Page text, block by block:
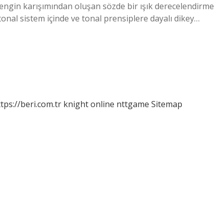
karışımından oluşan sözde bir ışık derecelendirme
sistem içinde ve tonal prensiplere dayalı dikey…
beri.com.tr knight online nttgame Sitemap